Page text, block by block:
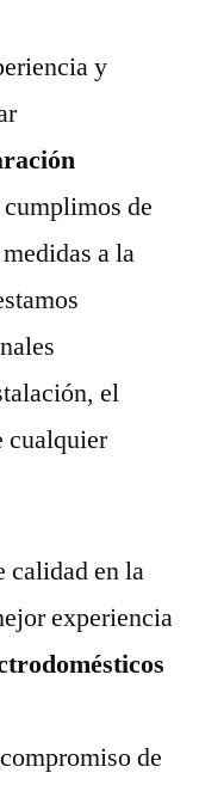
y
de
a la
el
cualquier
calidad en la
experiencia
de